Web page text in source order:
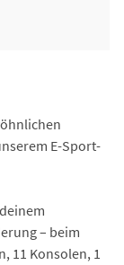
E-Sport-
– beim
11 Konsolen, 1